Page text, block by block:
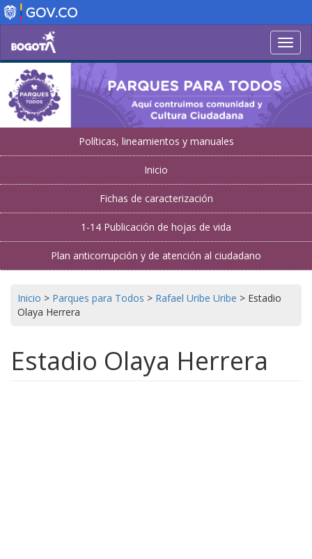
Pasar
al
contenido
principal
Políticas, lineamientos y manuales
Inicio
Fichas de caracterización
1-14 Publicación de hojas de vida
Plan anticorrupción y de atención al ciudadano
Inicio > Parques para Todos > Rafael Uribe Uribe > Estadio
Olaya Herrera
Estadio Olaya Herrera